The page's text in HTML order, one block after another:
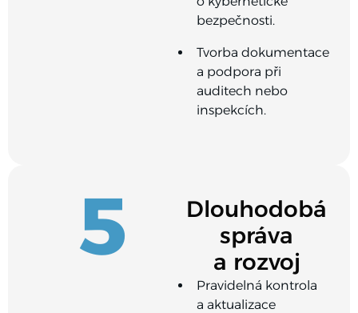
bezpečnosti.
Tvorba dokumentace
a podpora při
auditech nebo
inspekcích.
5 Dlouhodobá
správa
a rozvoj
Pravidelná kontrola
a aktualizace